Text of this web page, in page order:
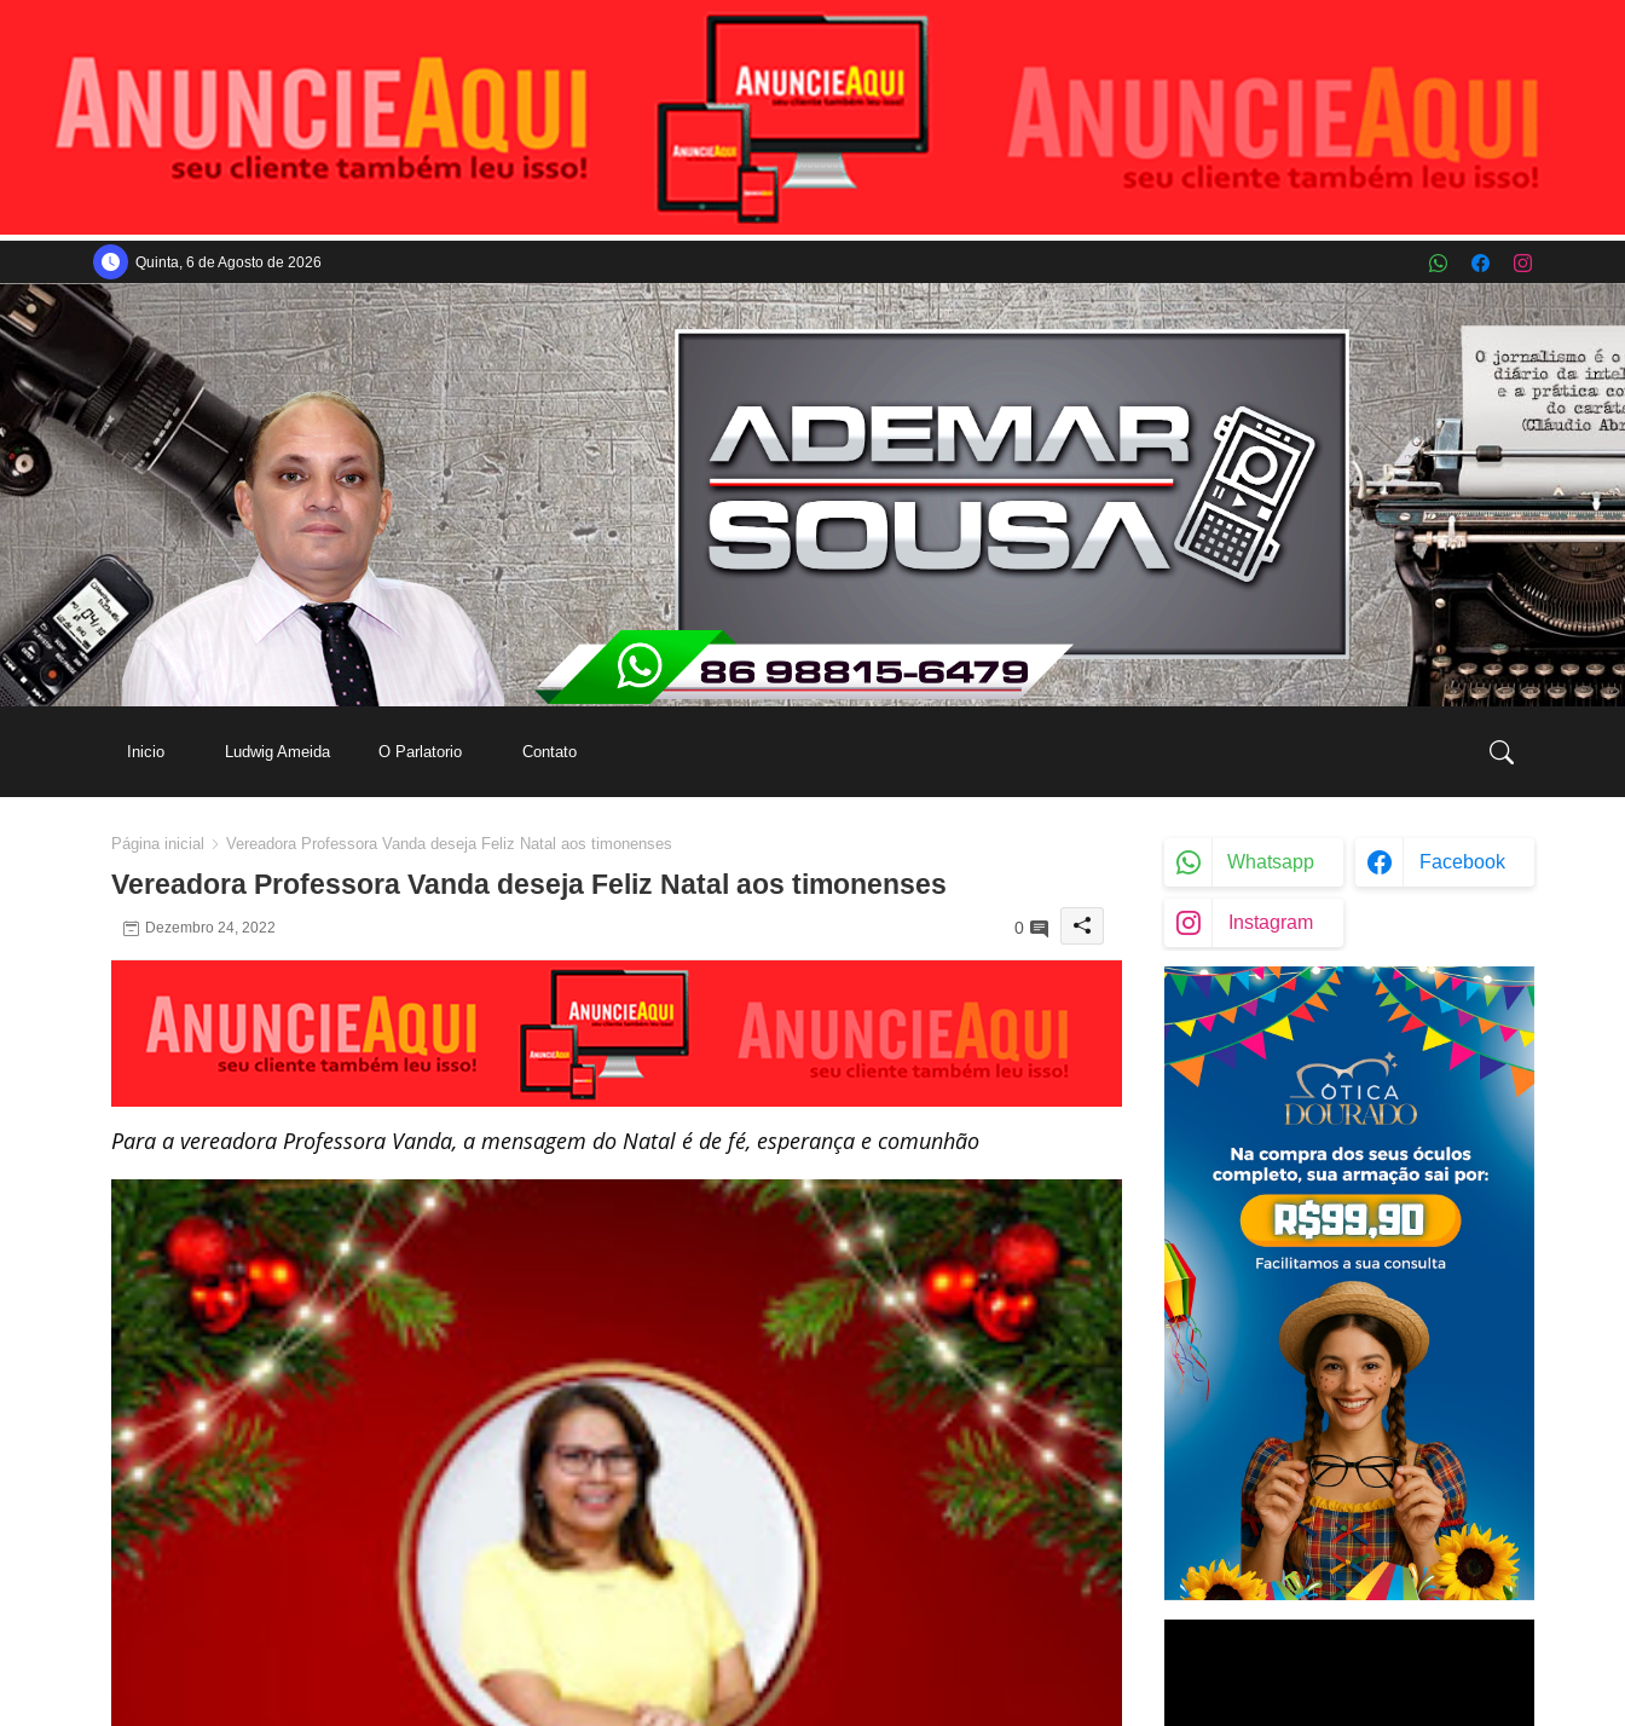
Pular para o conteúdo principal
Quinta, 6 de Agosto de 2026
Inicio Ludwig Ameida O Parlatorio Contato
Página inicial Vereadora Professora Vanda deseja Feliz Natal aos timonenses
Vereadora Professora Vanda deseja Feliz Natal aos timonenses
Dezembro 24, 2022 0
Para a vereadora Professora Vanda, a mensagem do Natal é de fé, esperança e comunhão
Whatsapp Facebook
Instagram